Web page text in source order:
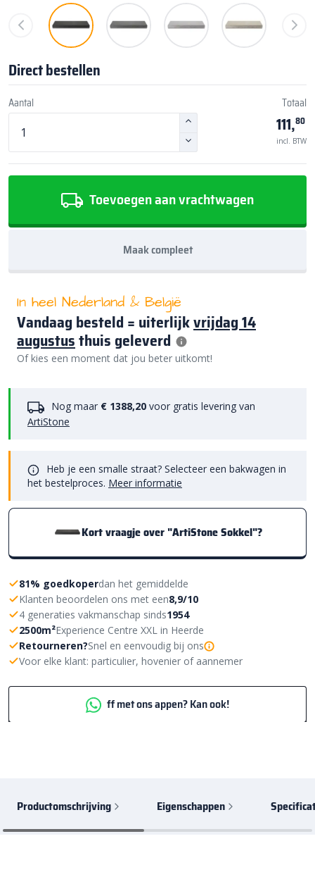
Direct bestellen
Aantal Totaal
111,80
incl. BTW
Toevoegen aan vrachtwagen
Maak compleet
In heel Nederland & België
Vandaag besteld = uiterlijkvrijdag 14
augustusthuis geleverd
Of kies een moment dat jou beter uitkomt!
Nog maar € 1388,20 voor gratis levering van
ArtiStone
Heb je een smalle straat? Selecteer een bakwagen in
het bestelproces. Meer informatie
Kort vraagje over "ArtiStone Sokkel"?
81% goedkoperdan het gemiddelde
Klanten beoordelen ons met een8,9/10
4 generaties vakmanschap sinds1954
2500m²Experience Centre XXL in Heerde
Retourneren?Snel en eenvoudig bij ons
Voor elke klant: particulier, hovenier of aannemer
ff met ons appen? Kan ook!
Productomschrijving Eigenschappen